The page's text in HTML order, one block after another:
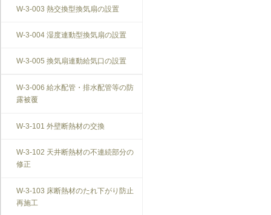
W-3-003 熱交換型換気扇の設置
W-3-004 湿度連動型換気扇の設置
W-3-005 換気扇連動給気口の設置
W-3-006 給水配管・排水配管等の防
露被覆
W-3-101 外壁断熱材の交換
W-3-102 天井断熱材の不連続部分の
修正
W-3-103 床断熱材のたれ下がり防止
再施工